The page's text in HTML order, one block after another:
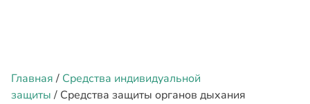
Главная/ Средства индивидуальной
защиты/ Средства защиты органов дыхания